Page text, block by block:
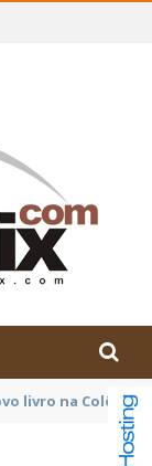
o Brasil no